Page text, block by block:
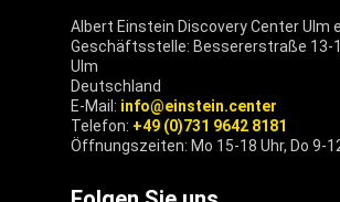
Albert Einstein Discovery Center Ulm
Geschäftsstelle: Bessererstraße 13-
Ulm
Deutschland
E-Mail: info@einstein.center
Telefon: +49 (0)731 9642 8181
Öffnungszeiten: Mo 15-18 Uhr, Do 9-